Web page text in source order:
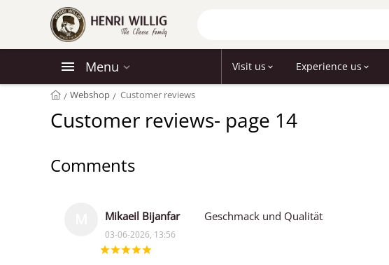
Menu Visit us Experience us
/ Webshop / Customer reviews
Customer reviews- page 14
Comments
Mikaeil Bijanfar
03-06-2026, 13:56
Geschmack und Qualität